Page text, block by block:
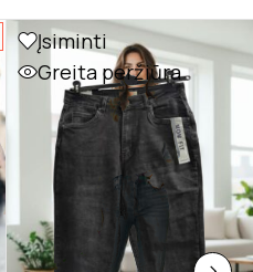
Įsiminti
Greita peržiūra